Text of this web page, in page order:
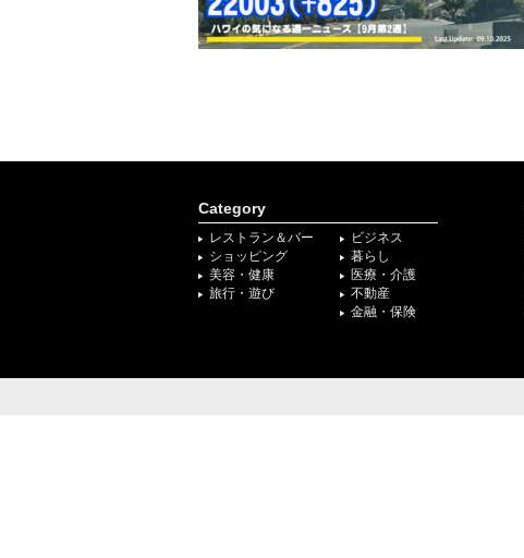
Category
レストラン＆バー
ショッピング
美容・健康
旅行・遊び
ビジネス
暮らし
医療・介護
不動産
金融・保険